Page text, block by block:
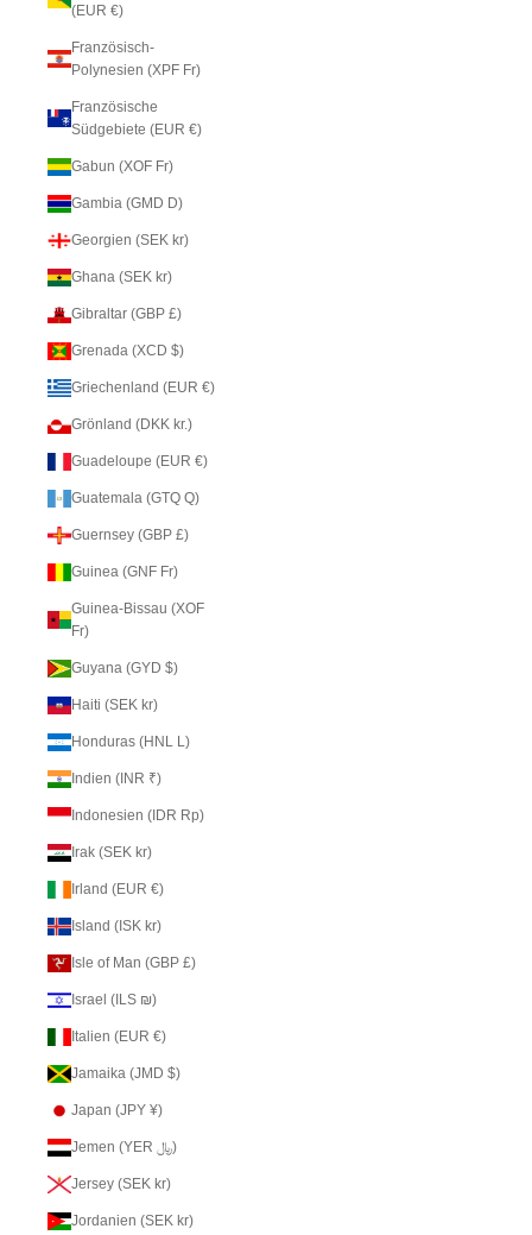
(EUR €)
Französisch-
Polynesien (XPF Fr)
Französische
Südgebiete (EUR €)
Gabun (XOF Fr)
Gambia (GMD D)
Georgien (SEK kr)
Ghana (SEK kr)
Gibraltar (GBP £)
Grenada (XCD $)
Griechenland (EUR €)
Grönland (DKK kr.)
Guadeloupe (EUR €)
Guatemala (GTQ Q)
Guernsey (GBP £)
Guinea (GNF Fr)
Guinea-Bissau (XOF
Fr)
Guyana (GYD $)
Haiti (SEK kr)
Honduras (HNL L)
Indien (INR ₹)
Indonesien (IDR Rp)
Irak (SEK kr)
Irland (EUR €)
Island (ISK kr)
Isle of Man (GBP £)
Israel (ILS ₪)
Italien (EUR €)
Jamaika (JMD $)
Japan (JPY ¥)
Jemen (YER ﷼)
Jersey (SEK kr)
Jordanien (SEK kr)